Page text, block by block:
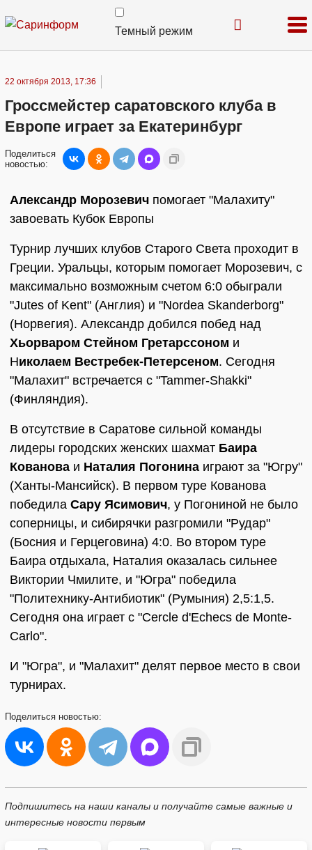
Темный режим
22 октября 2013, 17:36
Гроссмейстер саратовского клуба в
Европе играет за Екатеринбург
Поделиться
новостью:
Александр Морозевич помогает "Малахиту"
завоевать Кубок Европы
Турнир лучших клубов Старого Света проходит в
Греции. Уральцы, которым помогает Морозевич, с
максимально возможным счетом 6:0 обыграли
"Jutes of Kent" (Англия) и "Nordea Skanderborg"
(Норвегия). Александр добился побед над
Хьорваром Стейном Гретарссоном и
Николаем Вестребек-Петерсеном. Сегодня
"Малахит" встречается с "Tammer-Shakki"
(Финляндия).
В отсутствие в Саратове сильной команды
лидеры городских женских шахмат Баира
Кованова и Наталия Погонина играют за "Югру"
(Ханты-Мансийск). В первом туре Кованова
победила Сару Ясимович, у Погониной не было
соперницы, и сибирячки разгромили "Рудар"
(Босния и Герцеговина) 4:0. Во втором туре
Баира отдыхала, Наталия оказалась сильнее
Виктории Чмилите, и "Югра" победила
"Политехнику-Антибиотик" (Румыния) 2,5:1,5.
Сегодня она играет с "Cercle d'Echecs de Monte-
Carlo".
И "Югра", и "Малахит" делят первое место в свои
турнирах.
Поделиться новостью:
Подпишитесь на наши каналы и получайте самые важные и
интересные новости первым